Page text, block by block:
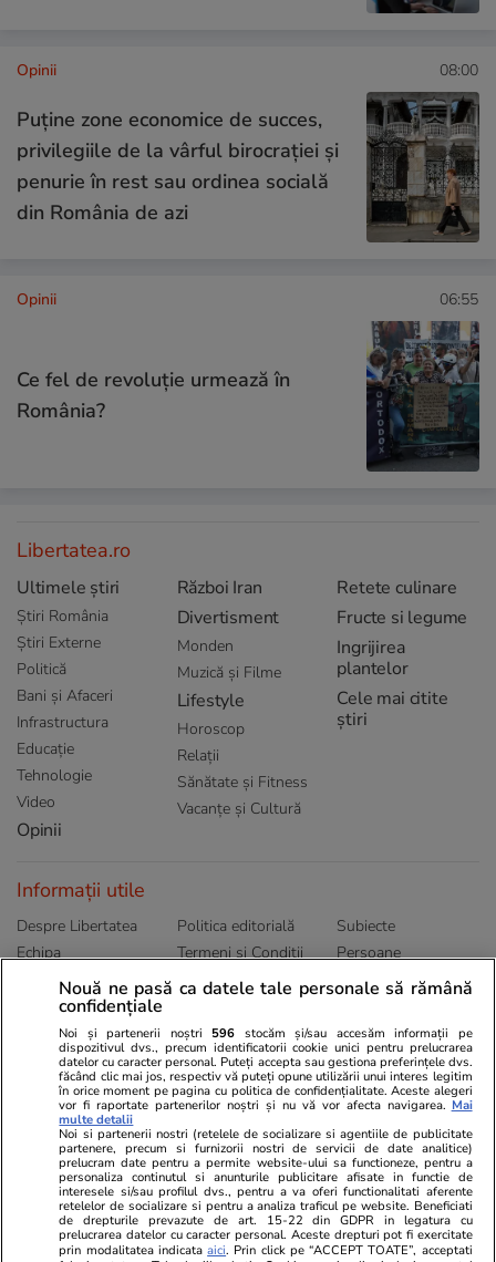
Opinii 08:00
Puține zone economice de succes,
privilegiile de la vârful birocrației și
penurie în rest sau ordinea socială
din România de azi
Opinii 06:55
Ce fel de revoluție urmează în
România?
Libertatea.ro
Ultimele știri
Știri România
Știri Externe
Politică
Bani și Afaceri
Infrastructura
Educație
Tehnologie
Video
Opinii
Război Iran
Divertisment
Monden
Muzică și Filme
Lifestyle
Horoscop
Relații
Sănătate și Fitness
Vacanțe și Cultură
Retete culinare
Fructe si legume
Ingrijirea
plantelor
Cele mai citite
știri
Informații utile
Despre Libertatea
Echipa
Publicitate
Politica de
confidențialitate
Politica editorială
Termeni și Conditii
Abonamente
Subiecte
Persoane
Sitemap
Ringier România
Libertatea pentru
Unica.ro
Program TV
Avantaje
ELLE
Gazeta Sporturilor
Stiri mondene
Calculator sarcina
Ajută Copiii
Locuri de muncă
Imobiliare.ro
Jobradar24
Imoradar24
Colecții Libertatea
Nouă ne pasă ca datele tale personale să rămână
confidențiale
Noi și partenerii noștri 596 stocăm și/sau accesăm informații pe
dispozitivul dvs., precum identificatorii cookie unici pentru prelucrarea
datelor cu caracter personal. Puteți accepta sau gestiona preferințele dvs.
făcând clic mai jos, respectiv vă puteți opune utilizării unui interes legitim
în orice moment pe pagina cu politica de confidențialitate. Aceste alegeri
vor fi raportate partenerilor noștri și nu vă vor afecta navigarea. Mai
multe detalii
Noi si partenerii nostri (retelele de socializare si agentiile de publicitate
partenere, precum si furnizorii nostri de servicii de date analitice)
prelucram date pentru a permite website-ului sa functioneze, pentru a
personaliza continutul si anunturile publicitare afisate in functie de
interesele si/sau profilul dvs., pentru a va oferi functionalitati aferente
retelelor de socializare si pentru a analiza traficul pe website. Beneficiati
de drepturile prevazute de art. 15-22 din GDPR in legatura cu
prelucrarea datelor cu caracter personal. Aceste drepturi pot fi exercitate
prin modalitatea indicataaici. Prin click pe “ACCEPT TOATE”, acceptati